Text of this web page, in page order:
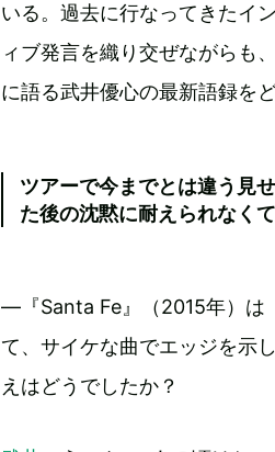
いる。過去に行なってきたイ
ィブ発言を織り交ぜながらも
に語る武井優心の最新語録をど
ツアーで今までとは違う見
た後の沈黙に耐えられなくて
―『Santa Fe』（2015年）は
て、サイケな曲でエッジを示
えはどうでしたか？